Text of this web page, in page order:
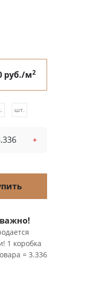
руб./м2
шт.
+
1 коробка
= 3.336